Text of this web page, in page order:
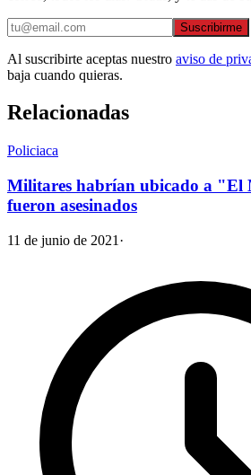
Suscribirme
Al suscribirte aceptas nuestro aviso de
baja cuando quieras.
Relacionadas
Policiaca
Militares habrían ubicado a "El
fueron asesinados
11 de junio de 2021 ·